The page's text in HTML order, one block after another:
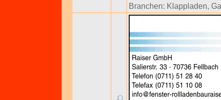
Branchen: Klappladen,